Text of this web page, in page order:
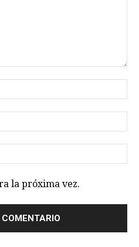
la próxima vez.